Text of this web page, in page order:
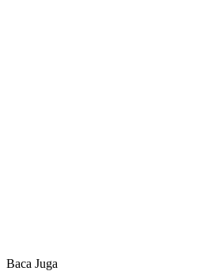
Baca Juga